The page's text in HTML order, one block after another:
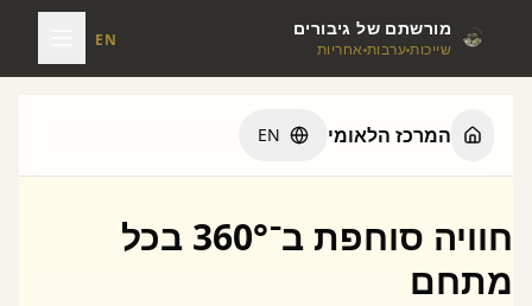
מורשתם של גיבורים
שייכותערבות אחריות EN
המרכז הלאומי EN
חוויה סוחפת ב־360° בכל
מתחם